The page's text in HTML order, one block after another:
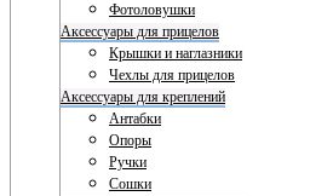
Фотоловушки
Аксессуары для прицелов
Крышки и наглазники
Чехлы для прицелов
Аксессуары для креплений
Антабки
Опоры
Ручки
Сошки